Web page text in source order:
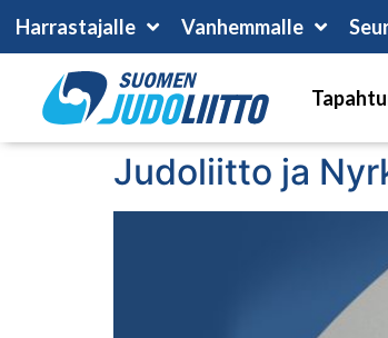
Harrastajalle Vanhemmalle
Judoliitto ja